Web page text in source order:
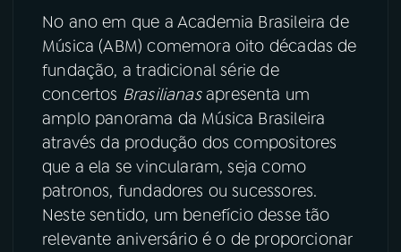
TikTok
No ano em que a Academia Brasileira de
Música (ABM) comemora oito décadas de
fundação, a tradicional série de
concertos Brasilianasapresenta um
amplo panorama da Música Brasileira
através da produção dos compositores
que a ela se vincularam, seja como
patronos, fundadores ou sucessores.
Neste sentido, um benefício desse tão
relevante aniversário é o de proporcionar